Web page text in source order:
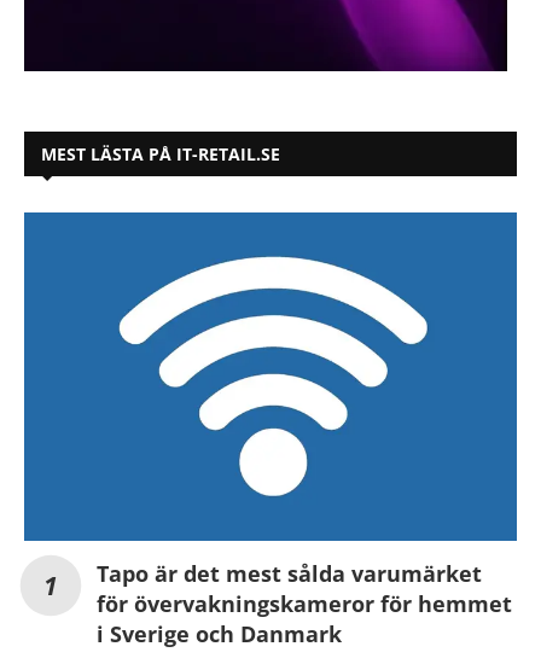
MEST LÄSTA PÅ IT-RETAIL.SE
Tapo är det mest sålda varumärket
för övervakningskameror för hemmet
i Sverige och Danmark